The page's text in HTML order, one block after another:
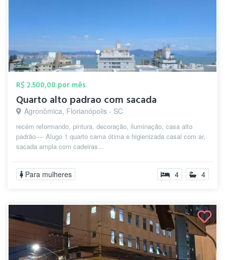
R$ 2.500,00 por mês
Quarto alto padrao com sacada
Agronômica, Florianópolis - SC
recém reformando, pintura, decoração, iluminação, casa alto
padrão---- Alugo 1 quarto cama ótima e higienizada casal com ar,
sacada ampla com cadeiras...
Para mulheres 4 4